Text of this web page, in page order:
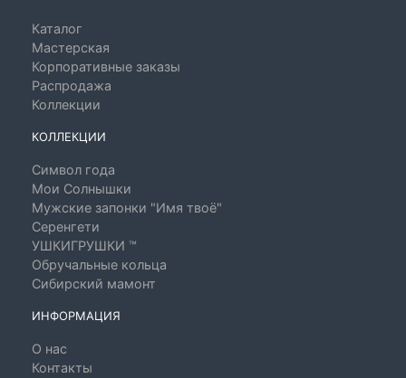
Каталог
Мастерская
Корпоративные заказы
Распродажа
Коллекции
КОЛЛЕКЦИИ
Символ года
Мои Солнышки
Мужские запонки "Имя твоё"
Серенгети
УШКИГРУШКИ ™
Обручальные кольца
Сибирский мамонт
ИНФОРМАЦИЯ
О нас
Контакты